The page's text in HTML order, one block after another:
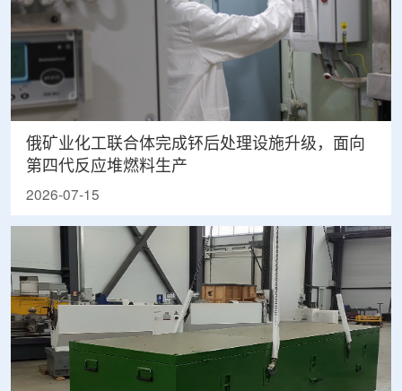
俄矿业化工联合体完成钚后处理设施升级，面向
第四代反应堆燃料生产
2026-07-15